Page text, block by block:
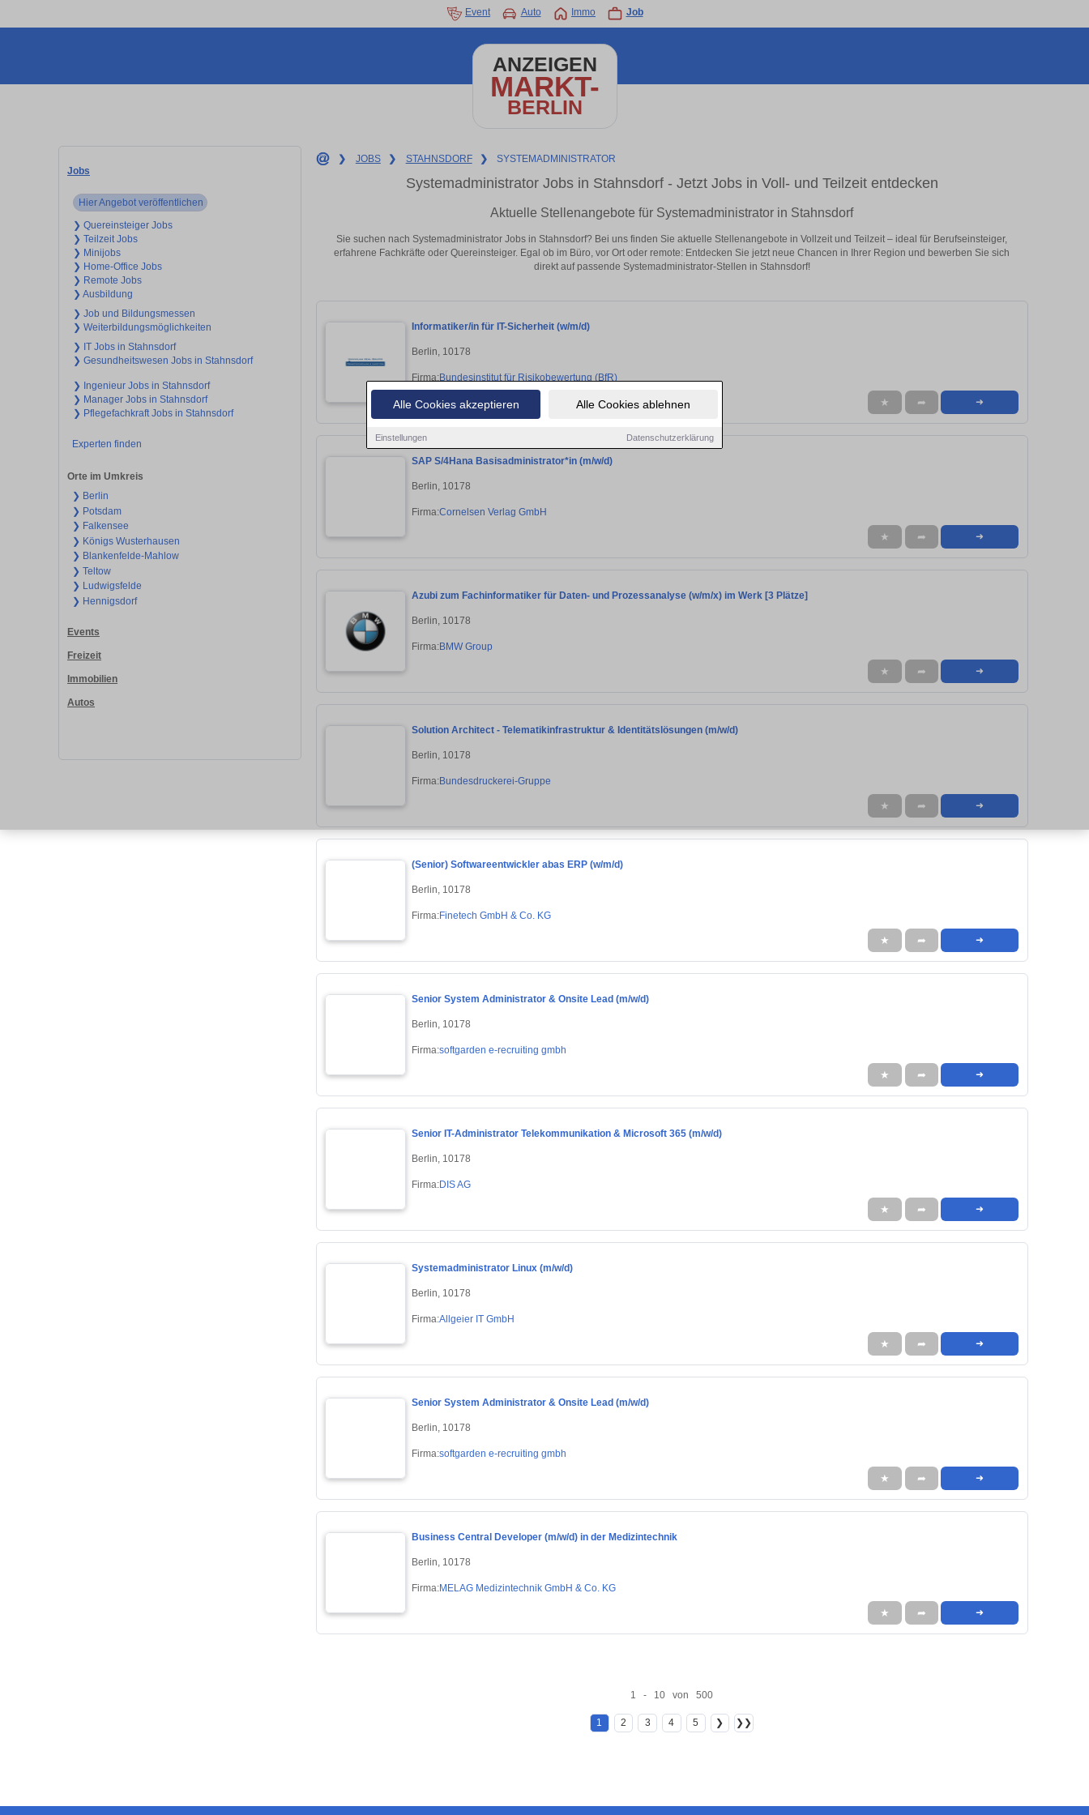
Alle Cookies akzeptieren Alle Cookies ablehnen
Einstellungen Datenschutzerklärung
Event Auto Immo Job
ANZEIGEN
MARKT-
BERLIN
Jobs
Hier Angebot veröffentlichen
❯ Quereinsteiger Jobs
❯ Teilzeit Jobs
❯ Minijobs
❯ Home-Office Jobs
❯ Remote Jobs
❯ Ausbildung
❯ Job und Bildungsmessen
❯ Weiterbildungsmöglichkeiten
❯ IT Jobs in Stahnsdorf
❯ Gesundheitswesen Jobs in Stahnsdorf
❯ Ingenieur Jobs in Stahnsdorf
❯ Manager Jobs in Stahnsdorf
❯ Pflegefachkraft Jobs in Stahnsdorf
Experten finden
Orte im Umkreis
❯ Berlin
❯ Potsdam
❯ Falkensee
❯ Königs Wusterhausen
❯ Blankenfelde-Mahlow
❯ Teltow
❯ Ludwigsfelde
❯ Hennigsdorf
Events
Freizeit
Immobilien
Autos
❯ JOBS ❯ STAHNSDORF ❯ SYSTEMADMINISTRATOR
Systemadministrator Jobs in Stahnsdorf - Jetzt Jobs in Voll- und Teilzeit entdecken
Aktuelle Stellenangebote für Systemadministrator in Stahnsdorf
Sie suchen nach Systemadministrator Jobs in Stahnsdorf? Bei uns finden Sie aktuelle Stellenangebote in Vollzeit und Teilzeit – ideal für Berufseinsteiger,
erfahrene Fachkräfte oder Quereinsteiger. Egal ob im Büro, vor Ort oder remote: Entdecken Sie jetzt neue Chancen in Ihrer Region und bewerben Sie sich
direkt auf passende Systemadministrator-Stellen in Stahnsdorf!
Informatiker/in für IT-Sicherheit (w/m/d)
Berlin, 10178
Firma:Bundesinstitut für Risikobewertung (BfR)
★ ➦ ➜
SAP S/4Hana Basisadministrator*in (m/w/d)
Berlin, 10178
Firma:Cornelsen Verlag GmbH
★ ➦ ➜
Azubi zum Fachinformatiker für Daten- und Prozessanalyse (w/m/x) im Werk [3 Plätze]
Berlin, 10178
Firma:BMW Group
★ ➦ ➜
Solution Architect - Telematikinfrastruktur & Identitätslösungen (m/w/d)
Berlin, 10178
Firma:Bundesdruckerei-Gruppe
★ ➦ ➜
(Senior) Softwareentwickler abas ERP (w/m/d)
Berlin, 10178
Firma:Finetech GmbH & Co. KG
★ ➦ ➜
Senior System Administrator & Onsite Lead (m/w/d)
Berlin, 10178
Firma:softgarden e-recruiting gmbh
★ ➦ ➜
Senior IT-Administrator Telekommunikation & Microsoft 365 (m/w/d)
Berlin, 10178
Firma:DIS AG
★ ➦ ➜
Systemadministrator Linux (m/w/d)
Berlin, 10178
Firma:Allgeier IT GmbH
★ ➦ ➜
Senior System Administrator & Onsite Lead (m/w/d)
Berlin, 10178
Firma:softgarden e-recruiting gmbh
★ ➦ ➜
Business Central Developer (m/w/d) in der Medizintechnik
Berlin, 10178
Firma:MELAG Medizintechnik GmbH & Co. KG
★ ➦ ➜
1 - 10 von 500
1 2 3 4 5 ❯ ❯❯